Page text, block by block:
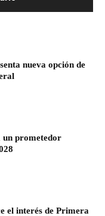
nueva opción de
un prometedor
el interés de Primera